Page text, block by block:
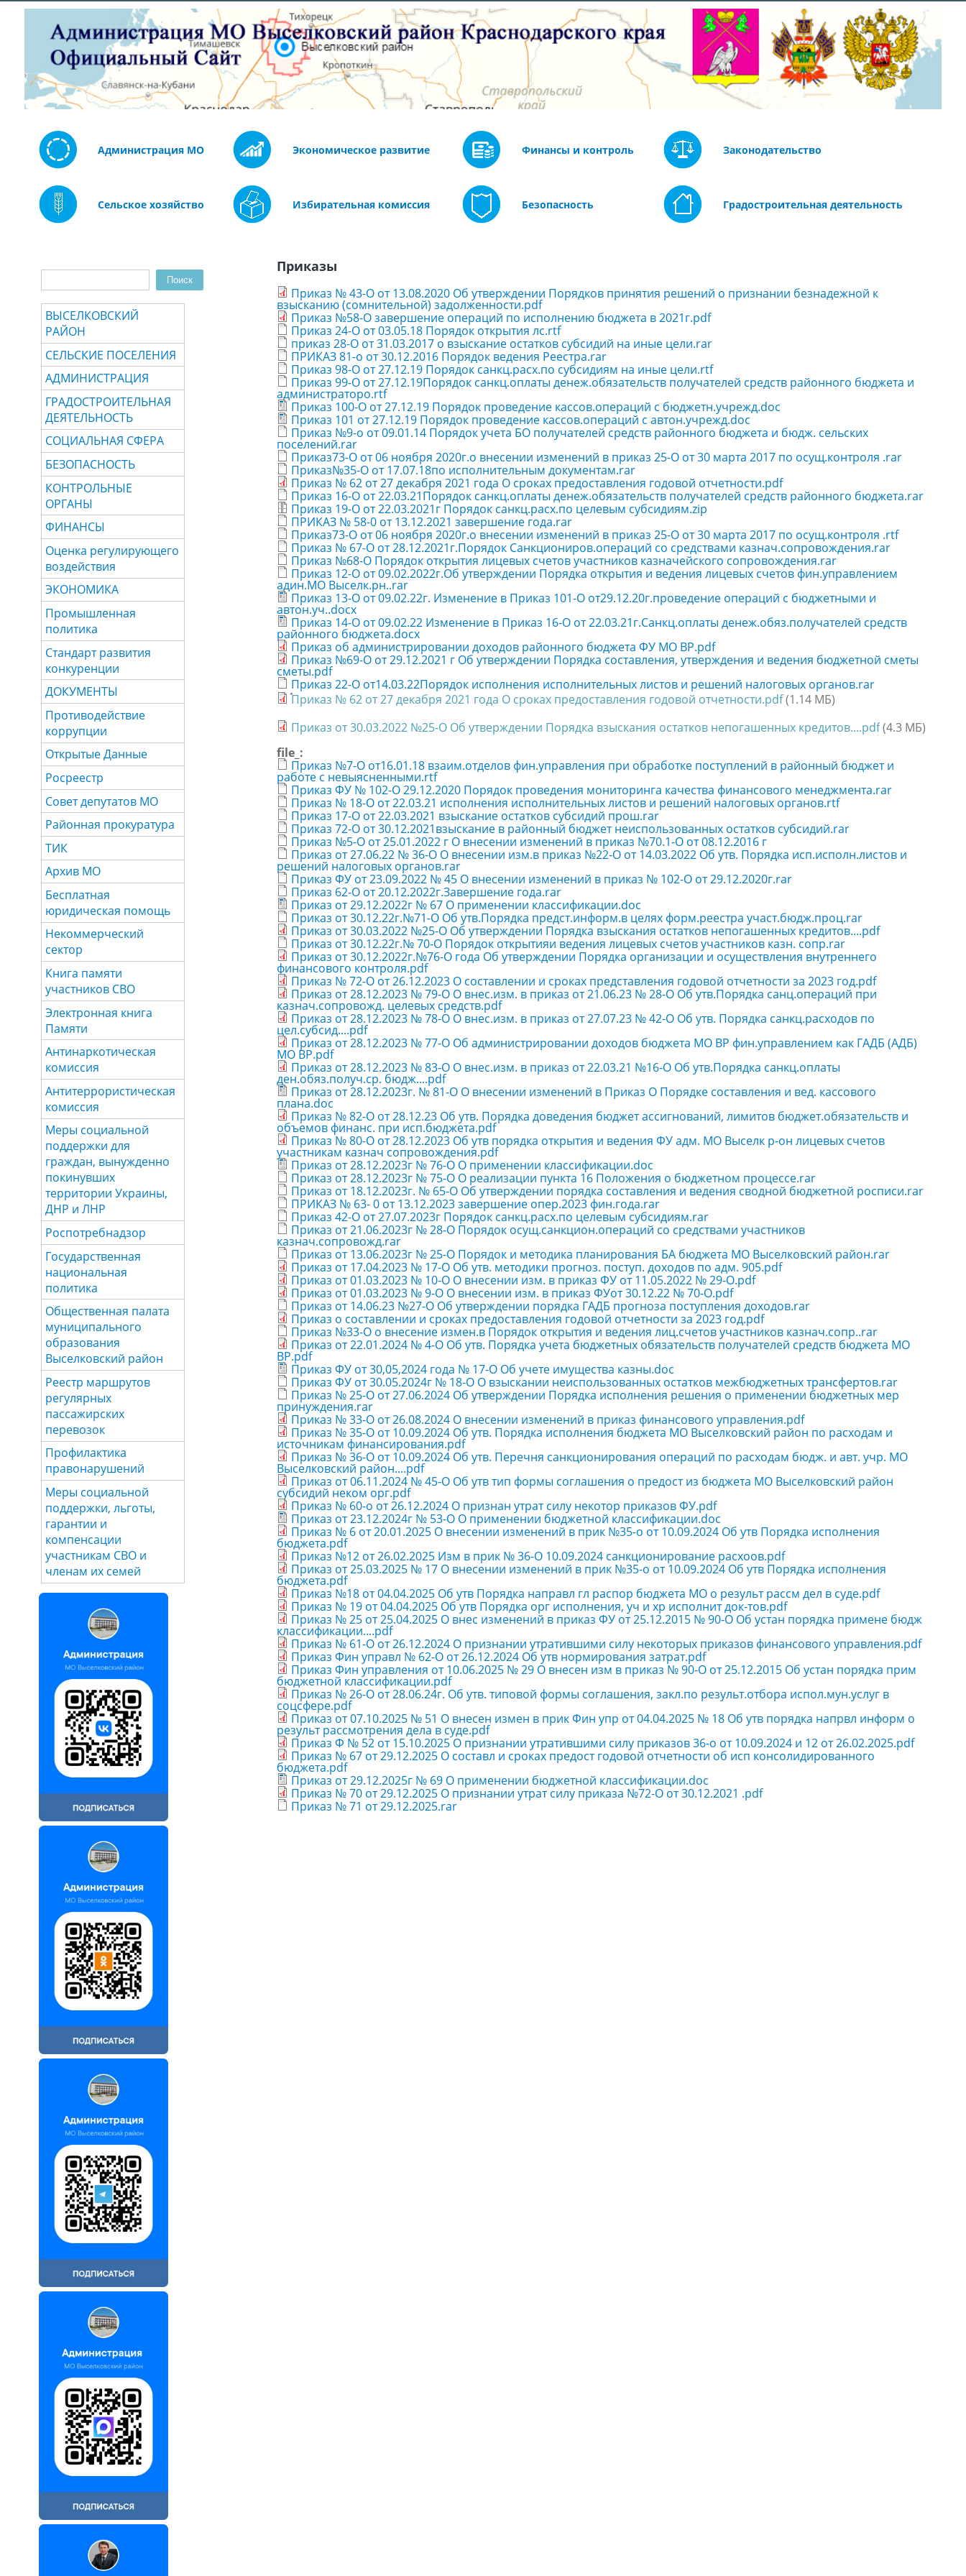
Администрация МО Экономическое развитие Финансы и контроль Законодательство
Сельское хозяйство Избирательная комиссия Безопасность Градостроительная деятельность
Приказы
Приказ № 43-О от 13.08.2020 Об утверждении Порядков принятия решений о признании безнадежной к
взысканию (сомнительной) задолженности.pdf
Приказ №58-О завершение операций по исполнению бюджета в 2021г.pdf
Приказ 24-О от 03.05.18 Порядок открытия лс.rtf
приказ 28-О от 31.03.2017 о взыскание остатков субсидий на иные цели.rar
ПРИКАЗ 81-о от 30.12.2016 Порядок ведения Реестра.rar
Приказ 98-О от 27.12.19 Порядок санкц.расх.по субсидиям на иные цели.rtf
Приказ 99-О от 27.12.19Порядок санкц.оплаты денеж.обязательств получателей средств районного бюджета и
администраторо.rtf
Приказ 100-О от 27.12.19 Порядок проведение кассов.операций с бюджетн.учрежд.doc
Приказ 101 от 27.12.19 Порядок проведение кассов.операций с автон.учрежд.doc
Приказ №9-о от 09.01.14 Порядок учета БО получателей средств районного бюджета и бюдж. сельских
поселений.rar
Приказ73-О от 06 ноября 2020г.о внесении изменений в приказ 25-О от 30 марта 2017 по осущ.контроля .rar
Приказ№35-О от 17.07.18по исполнительным документам.rar
Приказ № 62 от 27 декабря 2021 года О сроках предоставления годовой отчетности.pdf
Приказ 16-О от 22.03.21Порядок санкц.оплаты денеж.обязательств получателей средств районного бюджета.rar
Приказ 19-О от 22.03.2021г Порядок санкц.расх.по целевым субсидиям.zip
ПРИКАЗ № 58-0 от 13.12.2021 завершение года.rar
Приказ73-О от 06 ноября 2020г.о внесении изменений в приказ 25-О от 30 марта 2017 по осущ.контроля .rtf
Приказ № 67-О от 28.12.2021г.Порядок Санкциониров.операций со средствами казнач.сопровождения.rar
Приказ №68-О Порядок открытия лицевых счетов участников казначейского сопровождения.rar
Приказ 12-О от 09.02.2022г.Об утверждении Порядка открытия и ведения лицевых счетов фин.управлением
адин.МО Выселк.рн..rar
Приказ 13-О от 09.02.22г. Изменение в Приказ 101-О от29.12.20г.проведение операций с бюджетными и
автон.уч..docx
Приказ 14-О от 09.02.22 Изменение в Приказ 16-О от 22.03.21г.Санкц.оплаты денеж.обяз.получателей средств
районного бюджета.docx
Приказ об администрировании доходов районного бюджета ФУ МО ВР.pdf
Приказ №69-О от 29.12.2021 г Об утверждении Порядка составления, утверждения и ведения бюджетной сметы
сметы.pdf
Приказ 22-О от14.03.22Порядок исполнения исполнительных листов и решений налоговых органов.rar
Приказ № 62 от 27 декабря 2021 года О сроках предоставления годовой отчетности.pdf(1.14 МБ)
Приказ от 30.03.2022 №25-О Об утверждении Порядка взыскания остатков непогашенных кредитов....pdf(4.3 МБ)
file_:
Приказ №7-О от16.01.18 взаим.отделов фин.управления при обработке поступлений в районный бюджет и
работе с невыясненными.rtf
Приказ ФУ № 102-О 29.12.2020 Порядок проведения мониторинга качества финансового менеджмента.rar
Приказ № 18-О от 22.03.21 исполнения исполнительных листов и решений налоговых органов.rtf
Приказ 17-О от 22.03.2021 взыскание остатков субсидий прош.rar
Приказ 72-О от 30.12.2021взыскание в районный бюджет неиспользованных остатков субсидий.rar
Приказ №5-О от 25.01.2022 г О внесении изменений в приказ №70.1-О от 08.12.2016 г
Приказ от 27.06.22 № 36-О О внесении изм.в приказ №22-О от 14.03.2022 Об утв. Порядка исп.исполн.листов и
решений налоговых органов.rar
Приказ ФУ от 23.09.2022 № 45 О внесении изменений в приказ № 102-О от 29.12.2020г.rar
Приказ 62-О от 20.12.2022г.Завершение года.rar
Приказ от 29.12.2022г № 67 О применении классификации.doc
Приказ от 30.12.22г.№71-О Об утв.Порядка предст.информ.в целях форм.реестра участ.бюдж.проц.rar
Приказ от 30.03.2022 №25-О Об утверждении Порядка взыскания остатков непогашенных кредитов....pdf
Приказ от 30.12.22г.№ 70-О Порядок открытияи ведения лицевых счетов участников казн. сопр.rar
Приказ от 30.12.2022г.№76-О года Об утверждении Порядка организации и осуществления внутреннего
финансового контроля.pdf
Приказ № 72-О от 26.12.2023 О составлении и сроках представления годовой отчетности за 2023 год.pdf
Приказ от 28.12.2023 № 79-О О внес.изм. в приказ от 21.06.23 № 28-О Об утв.Порядка санц.операций при
казнач.сопровожд. целевых средств.pdf
Приказ от 28.12.2023 № 78-О О внес.изм. в приказ от 27.07.23 № 42-О Об утв. Порядка санкц.расходов по
цел.субсид....pdf
Приказ от 28.12.2023 № 77-О Об администрировании доходов бюджета МО ВР фин.управлением как ГАДБ (АДБ)
МО ВР.pdf
Приказ от 28.12.2023 № 83-О О внес.изм. в приказ от 22.03.21 №16-О Об утв.Порядка санкц.оплаты
ден.обяз.получ.ср. бюдж....pdf
Приказ от 28.12.2023г. № 81-О О внесении изменений в Приказ О Порядке составления и вед. кассового
плана.doc
Приказ № 82-О от 28.12.23 Об утв. Порядка доведения бюджет ассигнований, лимитов бюджет.обязательств и
объемов финанс. при исп.бюджета.pdf
Приказ № 80-О от 28.12.2023 Об утв порядка открытия и ведения ФУ адм. МО Выселк р-он лицевых счетов
участникам казнач сопровождения.pdf
Приказ от 28.12.2023г № 76-О О применении классификации.doc
Приказ от 28.12.2023г № 75-О О реализации пункта 16 Положения о бюджетном процессе.rar
Приказ от 18.12.2023г. № 65-О Об утверждении порядка составления и ведения сводной бюджетной росписи.rar
ПРИКАЗ № 63- 0 от 13.12.2023 завершение опер.2023 фин.года.rar
Приказ 42-О от 27.07.2023г Порядок санкц.расх.по целевым субсидиям.rar
Приказ от 21.06.2023г № 28-О Порядок осущ.санкцион.операций со средствами участников
казнач.сопровожд.rar
Приказ от 13.06.2023г № 25-О Порядок и методика планирования БА бюджета МО Выселковский район.rar
Приказ от 17.04.2023 № 17-О Об утв. методики прогноз. поступ. доходов по адм. 905.pdf
Приказ от 01.03.2023 № 10-О О внесении изм. в приказ ФУ от 11.05.2022 № 29-О.pdf
Приказ от 01.03.2023 № 9-О О внесении изм. в приказ ФУот 30.12.22 № 70-О.pdf
Приказ от 14.06.23 №27-О Об утверждении порядка ГАДБ прогноза поступления доходов.rar
Приказ о составлении и сроках предоставления годовой отчетности за 2023 год.pdf
Приказ №33-О о внесение измен.в Порядок открытия и ведения лиц.счетов участников казнач.сопр..rar
Приказ от 22.01.2024 № 4-О Об утв. Порядка учета бюджетных обязательств получателей средств бюджета МО
ВР.pdf
Приказ ФУ от 30,05,2024 года № 17-О Об учете имущества казны.doc
Приказ ФУ от 30.05.2024г № 18-О О взыскании неиспользованных остатков межбюджетных трансфертов.rar
Приказ № 25-О от 27.06.2024 Об утверждении Порядка исполнения решения о применении бюджетных мер
принуждения.rar
Приказ № 33-О от 26.08.2024 О внесении изменений в приказ финансового управления.pdf
Приказ № 35-О от 10.09.2024 Об утв. Порядка исполнения бюджета МО Выселковский район по расходам и
источникам финансирования.pdf
Приказ № 36-О от 10.09.2024 Об утв. Перечня санкционирования операций по расходам бюдж. и авт. учр. МО
Выселковский район....pdf
Приказ от 06.11.2024 № 45-О Об утв тип формы соглашения о предост из бюджета МО Выселковский район
субсидий неком орг.pdf
Приказ № 60-о от 26.12.2024 О признан утрат силу некотор приказов ФУ.pdf
Приказ от 23.12.2024г № 53-О О применении бюджетной классификации.doc
Приказ № 6 от 20.01.2025 О внесении изменений в прик №35-о от 10.09.2024 Об утв Порядка исполнения
бюджета.pdf
Приказ №12 от 26.02.2025 Изм в прик № 36-О 10.09.2024 санкционирование расхоов.pdf
Приказ от 25.03.2025 № 17 О внесении изменений в прик №35-о от 10.09.2024 Об утв Порядка исполнения
бюджета.pdf
Приказ №18 от 04.04.2025 Об утв Порядка направл гл распор бюджета МО о результ рассм дел в суде.pdf
Приказ № 19 от 04.04.2025 Об утв Порядка орг исполнения, уч и хр исполнит док-тов.pdf
Приказ № 25 от 25.04.2025 О внес изменений в приказ ФУ от 25.12.2015 № 90-О Об устан порядка примене бюдж
классификации....pdf
Приказ № 61-О от 26.12.2024 О признании утратившими силу некоторых приказов финансового управления.pdf
Приказ Фин управл № 62-О от 26.12.2024 Об утв нормирования затрат.pdf
Приказ Фин управления от 10.06.2025 № 29 О внесен изм в приказ № 90-О от 25.12.2015 Об устан порядка прим
бюджетной классификации.pdf
Приказ № 26-О от 28.06.24г. Об утв. типовой формы соглашения, закл.по результ.отбора испол.мун.услуг в
соцсфере.pdf
Приказ от 07.10.2025 № 51 О внесен измен в прик Фин упр от 04.04.2025 № 18 Об утв порядка напрвл информ о
результ рассмотрения дела в суде.pdf
Приказ Ф № 52 от 15.10.2025 О признании утратившими силу приказов 36-о от 10.09.2024 и 12 от 26.02.2025.pdf
Приказ № 67 от 29.12.2025 О составл и сроках предост годовой отчетности об исп консолидированного
бюджета.pdf
Приказ от 29.12.2025г № 69 О применении бюджетной классификации.doc
Приказ № 70 от 29.12.2025 О признании утрат силу приказа №72-О от 30.12.2021 .pdf
Приказ № 71 от 29.12.2025.rar
Поиск
ВЫСЕЛКОВСКИЙ
РАЙОН
СЕЛЬСКИЕ ПОСЕЛЕНИЯ
АДМИНИСТРАЦИЯ
ГРАДОСТРОИТЕЛЬНАЯ
ДЕЯТЕЛЬНОСТЬ
СОЦИАЛЬНАЯ СФЕРА
БЕЗОПАСНОСТЬ
КОНТРОЛЬНЫЕ
ОРГАНЫ
ФИНАНСЫ
Оценка регулирующего
воздействия
ЭКОНОМИКА
Промышленная
политика
Стандарт развития
конкуренции
ДОКУМЕНТЫ
Противодействие
коррупции
Открытые Данные
Росреестр
Совет депутатов МО
Районная прокуратура
ТИК
Архив МО
Бесплатная
юридическая помощь
Некоммерческий
сектор
Книга памяти
участников СВО
Электронная книга
Памяти
Антинаркотическая
комиссия
Антитеррористическая
комиссия
Меры социальной
поддержки для
граждан, вынужденно
покинувших
территории Украины,
ДНР и ЛНР
Роспотребнадзор
Государственная
национальная
политика
Общественная палата
муниципального
образования
Выселковский район
Реестр маршрутов
регулярных
пассажирских
перевозок
Профилактика
правонарушений
Меры социальной
поддержки, льготы,
гарантии и
компенсации
участникам СВО и
членам их семей